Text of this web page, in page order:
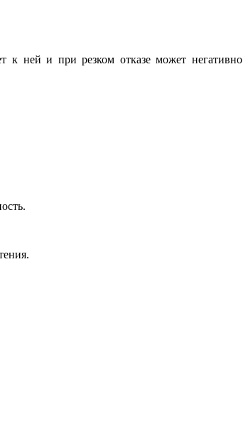
к ней и при резком отказе может негативно